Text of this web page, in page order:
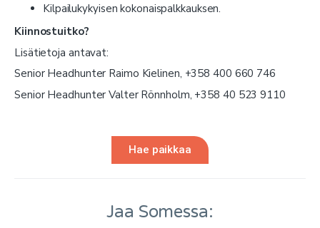
Kilpailukykyisen kokonaispalkkauksen.
Kiinnostuitko?
Lisätietoja antavat:
Senior Headhunter Raimo Kielinen, +358 400 660 746
Senior Headhunter Valter Rönnholm, +358 40 523 9110
Hae paikkaa
Jaa Somessa: